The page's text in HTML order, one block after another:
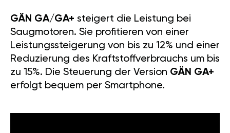
GÄN GA/GA+ steigert die Leistung bei
Saugmotoren. Sie profitieren von einer
Leistungssteigerung von bis zu 12% und einer
Reduzierung des Kraftstoffverbrauchs um bis
zu 15%. Die Steuerung der Version GÄN GA+
erfolgt bequem per Smartphone.